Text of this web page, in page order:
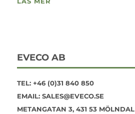
EVECO AB
TEL: +46 (0)31 840 850
EMAIL: SALES@EVECO.SE
METANGATAN 3, 431 53 MÖLNDAL